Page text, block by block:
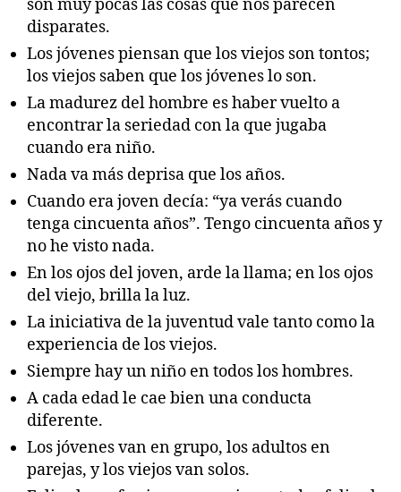
son muy pocas las cosas que nos parecen
disparates.
Los jóvenes piensan que los viejos son tontos;
los viejos saben que los jóvenes lo son.
La madurez del hombre es haber vuelto a
encontrar la seriedad con la que jugaba
cuando era niño.
Nada va más deprisa que los años.
Cuando era joven decía: “ya verás cuando
tenga cincuenta años”. Tengo cincuenta años y
no he visto nada.
En los ojos del joven, arde la llama; en los ojos
del viejo, brilla la luz.
La iniciativa de la juventud vale tanto como la
experiencia de los viejos.
Siempre hay un niño en todos los hombres.
A cada edad le cae bien una conducta
diferente.
Los jóvenes van en grupo, los adultos en
parejas, y los viejos van solos.